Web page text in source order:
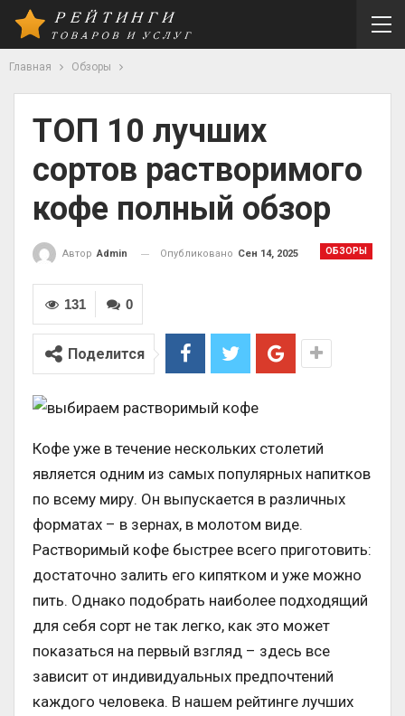
Главная Обзоры
ТОП 10 лучших
сортов растворимого
кофе полный обзор
ОБЗОРЫ
Автор Admin Опубликовано Сен 14, 2025
0
131
Поделится
Кофе уже в течение нескольких столетий
является одним из самых популярных напитков
по всему миру. Он выпускается в различных
форматах – в зернах, в молотом виде.
Растворимый кофе быстрее всего приготовить:
достаточно залить его кипятком и уже можно
пить. Однако подобрать наиболее подходящий
для себя сорт не так легко, как это может
показаться на первый взгляд – здесь все
зависит от индивидуальных предпочтений
каждого человека. В нашем рейтинге лучших